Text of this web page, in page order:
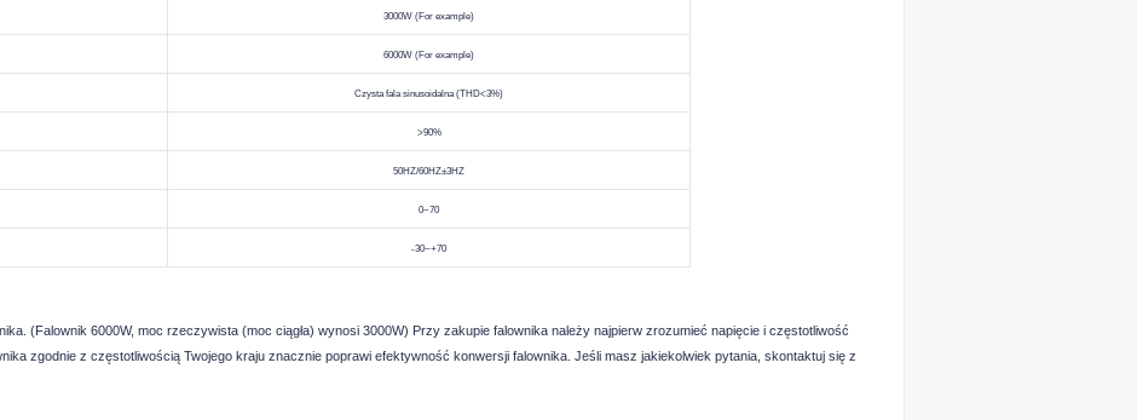
3000W (For example)
6000W (For example)
Czysta fala sinusoidalna (THD<3%)
>90%
50HZ/60HZ±3HZ
0~70
-30~+70
(Falownik 6000W, moc rzeczywista (moc ciągła) wynosi 3000W) Przy zakupie falownika należy najpierw zrozumieć napięcie i częstotliwość
zgodnie z częstotliwością Twojego kraju znacznie poprawi efektywność konwersji falownika. Jeśli masz jakiekolwiek pytania, skontaktuj się z